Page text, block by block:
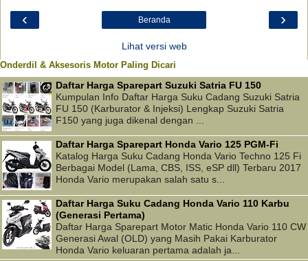
‹ ›
Beranda
Lihat versi web
Onderdil & Aksesoris Motor Paling Dicari
Daftar Harga Sparepart Suzuki Satria FU 150
Kumpulan Info Daftar Harga Suku Cadang Suzuki Satria
FU 150 (Karburator & Injeksi) Lengkap Suzuki Satria
F150 yang juga dikenal dengan ...
Daftar Harga Sparepart Honda Vario 125 PGM-Fi
Katalog Harga Suku Cadang Honda Vario Techno 125 Fi
Berbagai Model (Lama, CBS, ISS, eSP dll) Terbaru 2017
Honda Vario merupakan salah satu s...
Daftar Harga Suku Cadang Honda Vario 110 Karbu
(Generasi Pertama)
Daftar Harga Sparepart Motor Matic Honda Vario 110 CW
Generasi Awal (OLD) yang Masih Pakai Karburator
Honda Vario keluaran pertama adalah ja...